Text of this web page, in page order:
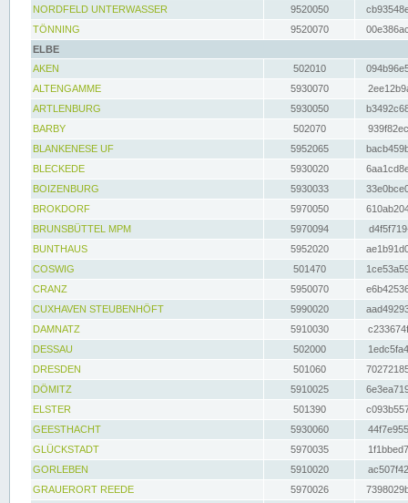
NORDFELD UNTERWASSER
9520050
TÖNNING
9520070
ELBE
AKEN
502010
ALTENGAMME
5930070
ARTLENBURG
5930050
BARBY
502070
BLANKENESE UF
5952065
BLECKEDE
5930020
BOIZENBURG
5930033
BROKDORF
5970050
BRUNSBÜTTEL MPM
5970094
BUNTHAUS
5952020
COSWIG
501470
CRANZ
5950070
CUXHAVEN STEUBENHÖFT
5990020
DAMNATZ
5910030
DESSAU
502000
DRESDEN
501060
DÖMITZ
5910025
ELSTER
501390
GEESTHACHT
5930060
GLÜCKSTADT
5970035
GORLEBEN
5910020
GRAUERORT REEDE
5970026